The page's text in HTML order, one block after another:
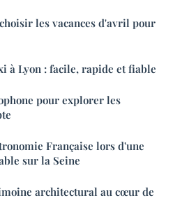
les vacances d'avril pour
à Lyon : facile, rapide et fiable
pour explorer les
Française lors d'une
sur la Seine
architectural au cœur de